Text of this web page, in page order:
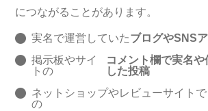
につながることがあります。
実名で運営していたブログやSNS
掲示板やサイ
トの
コメント欄で実名
した投稿
ネットショップやレビューサイトで
の